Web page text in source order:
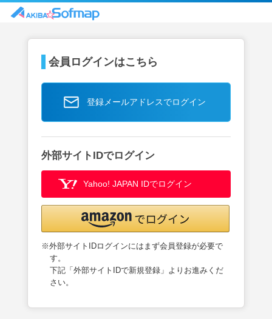
会員ログインはこちら
登録メールアドレスでログイン
外部サイトIDでログイン
Yahoo! JAPAN IDでログイン
※外部サイトIDログインにはまず会員登録が必要で
す。
下記「外部サイトIDで新規登録」よりお進みくだ
さい。